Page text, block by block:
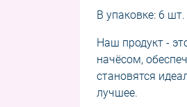
В упаковке: 6 шт.
Наш продукт -
начёсом,
становятся
лучшее.